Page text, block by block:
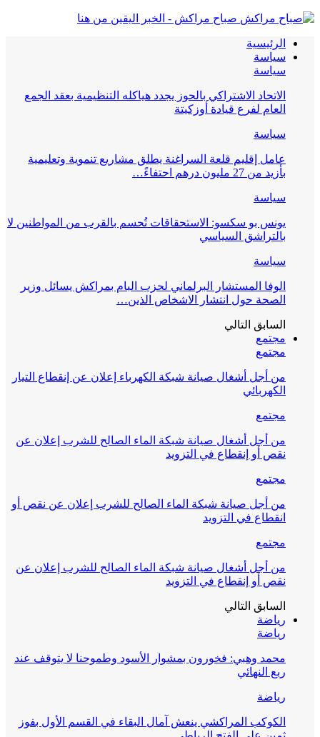
صباح مراكش - الخبر اليقين من هنا
الرئيسية
سياسة
سياسة
الاتحاد الاشتراكي بالحوز يجدد هياكله التنظيمية بعقد الجمع
العام لفرع قيادة أوزكيتة
سياسة
عامل إقليم قلعة السراغنة يطلق مشاريع تنموية وتعليمية
بأزيد من 27 مليون درهم احتفاءً…
سياسة
يونس بو سكسو: الاستحقاقات تُحسم بالقرب من المواطنين لا
بالتراشق السياسي
سياسة
الوفا المستشار البرلماني لحزب البام بمراكش يسائل وزير
الصحة حول انتشار الاشخاص الذين…
السابق التالي
مجتمع
مجتمع
من أجل أشغال صيانة شبكة الكهرباء إعلان عن إنقطاع التيار
الكهربائي
مجتمع
من أجل أشغال صيانة شبكة الماء الصالح للشرب إعلان عن
نقص أو إنقطاع في التزويد
مجتمع
من أجل صيانة شبكة الماء الصالح للشرب إعلان عن نقص أو
انقطاع في التزويد
مجتمع
من أجل أشغال صيانة شبكة الماء الصالح للشرب إعلان عن
نقص أو إنقطاع في التزويد
السابق التالي
رياضة
رياضة
محمد وهبي: فخورون بمشوار الأسود وطموحنا لا يتوقف عند
ربع النهائي
رياضة
الكوكب المراكشي ينعش آمال البقاء في القسم الأول بفوز